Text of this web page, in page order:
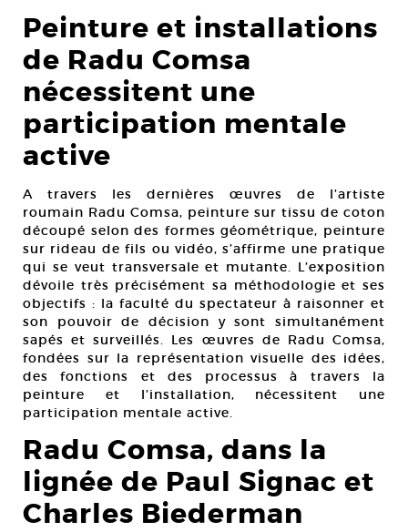
Peinture et installations
de Radu Comsa
nécessitent une
participation mentale
active
A travers les dernières œuvres de l’artiste
roumain Radu Comsa, peinture sur tissu de coton
découpé selon des formes géométrique, peinture
sur rideau de fils ou vidéo, s’affirme une pratique
qui se veut transversale et mutante. L’exposition
dévoile très précisément sa méthodologie et ses
objectifs : la faculté du spectateur à raisonner et
son pouvoir de décision y sont simultanément
sapés et surveillés. Les œuvres de Radu Comsa,
fondées sur la représentation visuelle des idées,
des fonctions et des processus à travers la
peinture et l’installation, nécessitent une
participation mentale active.
Radu Comsa, dans la
lignée de Paul Signac et
Charles Biederman